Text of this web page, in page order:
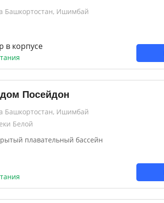
Башкортостан, Ишимбай
в корпусе
Посейдон
Башкортостан, Ишимбай
Белой
плавательный бассейн